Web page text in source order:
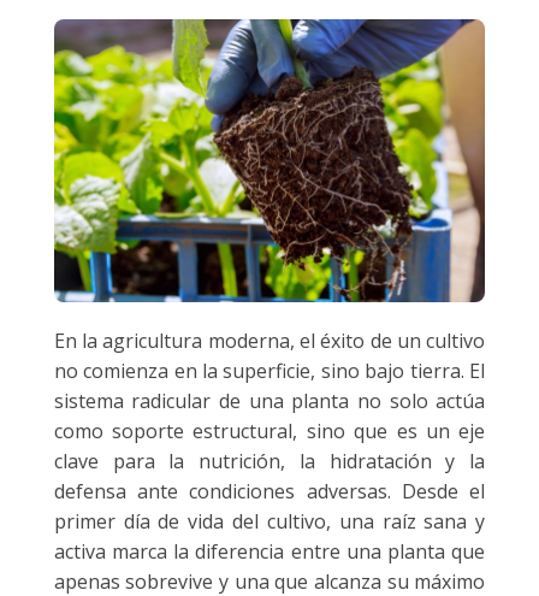
En la agricultura moderna, el éxito de un cultivo
no comienza en la superficie, sino bajo tierra. El
sistema radicular de una planta no solo actúa
como soporte estructural, sino que es un eje
clave para la nutrición, la hidratación y la
defensa ante condiciones adversas. Desde el
primer día de vida del cultivo, una raíz sana y
activa marca la diferencia entre una planta que
apenas sobrevive y una que alcanza su máximo